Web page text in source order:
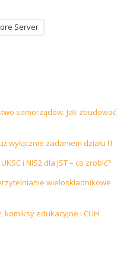
Server
samorządów. Jak zbudować
wyłącznie zadaniem działu IT
i NIS2 dla JST – co zrobić?
wieloskładnikowe
komiksy edukacyjne i CUH